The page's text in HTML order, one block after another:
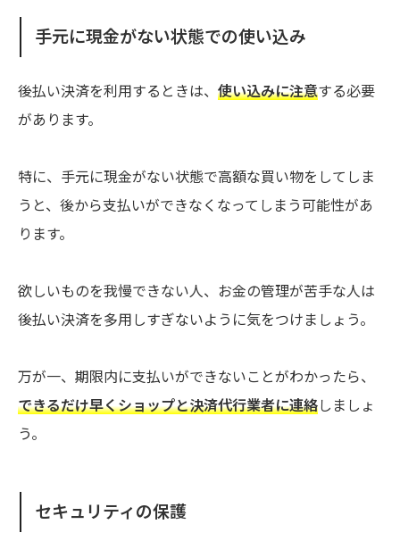
手元に現金がない状態での使い込み
後払い決済を利用するときは、 使い込みに注意する必要
があります。
特に、手元に現金がない状態で高額な買い物をしてしま
うと、後から支払いができなくなってしまう可能性があ
ります。
欲しいものを我慢できない人、お金の管理が苦手な人は
後払い決済を多用しすぎないように気をつけましょう。
万が一、期限内に支払いができないことがわかったら、
できるだけ早くショップと決済代行業者に連絡しましょ
う。
セキュリティの保護